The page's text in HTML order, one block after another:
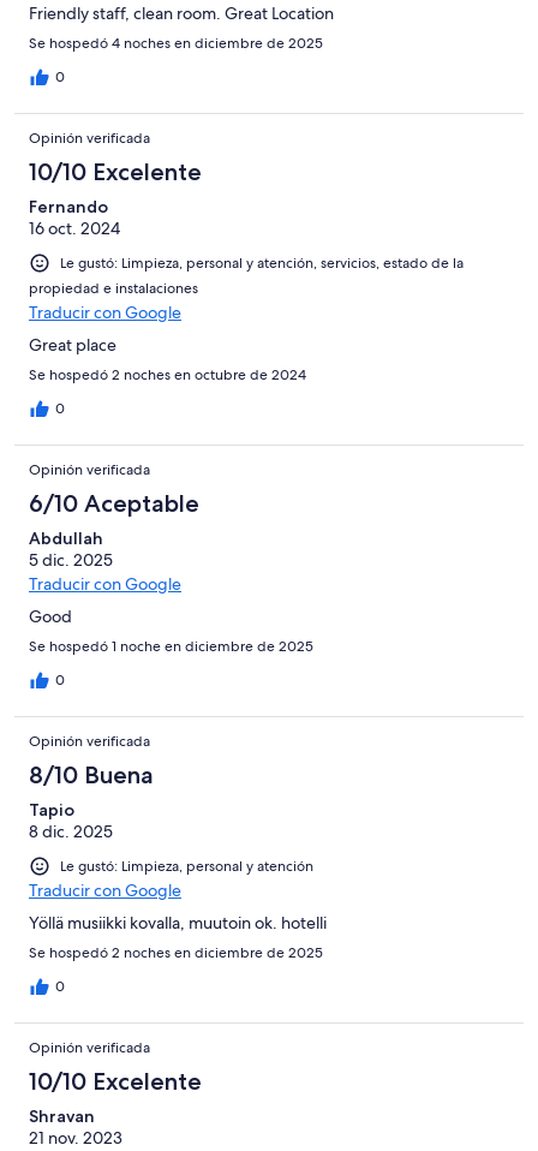
Friendly staff, clean room. Great Location
Se hospedó 4 noches en diciembre de 2025
0
Opinión verificada
10/10 Excelente
Fernando
16 oct. 2024
Le gustó: Limpieza, personal y atención, servicios, estado de la
propiedad e instalaciones
Traducir con Google
Great place
Se hospedó 2 noches en octubre de 2024
0
Opinión verificada
6/10 Aceptable
Abdullah
5 dic. 2025
Traducir con Google
Good
Se hospedó 1 noche en diciembre de 2025
0
Opinión verificada
8/10 Buena
Tapio
8 dic. 2025
Le gustó: Limpieza, personal y atención
Traducir con Google
Yöllä musiikki kovalla, muutoin ok. hotelli
Se hospedó 2 noches en diciembre de 2025
0
Opinión verificada
10/10 Excelente
Shravan
21 nov. 2023